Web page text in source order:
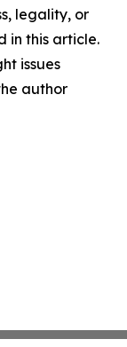
legality, or
in this article.
issues
author